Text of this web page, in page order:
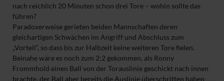
nach reichlich 20 Minuten schon drei Tore – wohin sollte das
führen?
Paradoxerweise gerieten beiden Mannschaften deren
gleichartigen Schwächen im Angriff und Abschluss zum
„Vorteil“, so dass bis zur Halbzeit keine weiteren Tore fielen.
Beinahe wäre es noch zum 2:2 gekommen, als Ronny
Frommhold einen Ball von der Torauslinie geschickt nach innen
brachte, der Ball aber bereits die Auslinie überschritten haben